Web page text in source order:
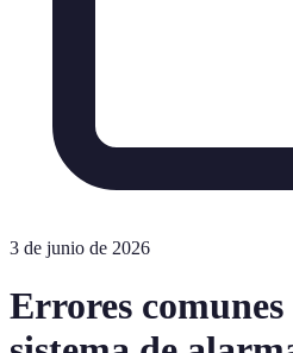
3 de junio de 2026
Errores